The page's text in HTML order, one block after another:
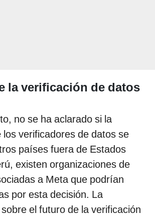
la verificación de datos
no se ha aclarado si la
los verificadores de datos se
países fuera de Estados
existen organizaciones de
a Meta que podrían
por esta decisión. La
el futuro de la verificación